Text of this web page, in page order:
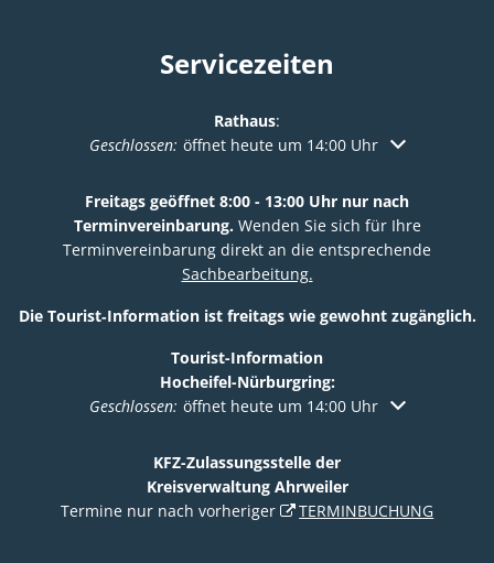
Servicezeiten
Rathaus:
Klicken, um weitere Öffnungs- oder Schließzeiten
Geschlossen: öffnet heute um 14:00 Uhr
Freitags geöffnet 8:00 - 13:00 Uhr nur nach
Terminvereinbarung. Wenden Sie sich für Ihre
Terminvereinbarung direkt an die entsprechende
Sachbearbeitung.
Die Tourist‑Information ist freitags wie gewohnt zugänglich.
Tourist-Information
Hocheifel-Nürburgring:
Klicken, um weitere Öffnungs- oder Schließzeiten
Geschlossen: öffnet heute um 14:00 Uhr
KFZ-Zulassungsstelle der
Kreisverwaltung Ahrweiler
Termine nur nach vorheriger
TERMINBUCHUNG